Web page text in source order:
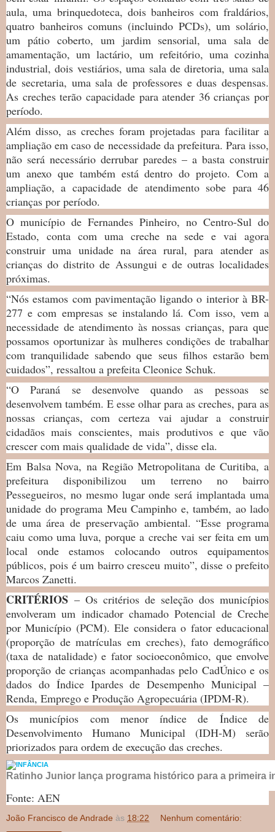
aula, uma brinquedoteca, dois banheiros com fraldários,
quatro banheiros comuns (incluindo PCDs), um solário,
um pátio coberto, um jardim sensorial, uma sala de
amamentação, um lactário, um refeitório, uma cozinha
industrial, dois vestiários, uma sala de diretoria, uma sala
de secretaria, uma sala de professores e duas despensas.
As creches terão capacidade para atender 36 crianças por
período.
Além disso, as creches foram projetadas para facilitar a
ampliação em caso de necessidade da prefeitura. Para isso,
não será necessário derrubar paredes – a basta construir
um anexo que também está dentro do projeto. Com a
ampliação, a capacidade de atendimento sobe para 46
crianças por período.
O município de Fernandes Pinheiro, no Centro-Sul do
Estado, conta com uma creche na sede e vai agora
construir uma unidade na área rural, para atender as
crianças do distrito de Assungui e de outras localidades
próximas.
“Nós estamos com pavimentação ligando o interior à BR-
277 e com empresas se instalando lá. Com isso, vem a
necessidade de atendimento às nossas crianças, para que
possamos oportunizar às mulheres condições de trabalhar
com tranquilidade sabendo que seus filhos estarão bem
cuidados”, ressaltou a prefeita Cleonice Schuk.
“O Paraná se desenvolve quando as pessoas se
desenvolvem também. E esse olhar para as creches, para as
nossas crianças, com certeza vai ajudar a construir
cidadãos mais conscientes, mais produtivos e que vão
crescer com mais qualidade de vida”, disse ela.
Em Balsa Nova, na Região Metropolitana de Curitiba, a
prefeitura disponibilizou um terreno no bairro
Pessegueiros, no mesmo lugar onde será implantada uma
unidade do programa Meu Campinho e, também, ao lado
de uma área de preservação ambiental. “Esse programa
caiu como uma luva, porque a creche vai ser feita em um
local onde estamos colocando outros equipamentos
públicos, pois é um bairro cresceu muito”, disse o prefeito
Marcos Zanetti.
CRITÉRIOS – Os critérios de seleção dos municípios
envolveram um indicador chamado Potencial de Creche
por Município (PCM). Ele considera o fator educacional
(proporção de matrículas em creches), fato demográfico
(taxa de natalidade) e fator socioeconômico, que envolve
proporção de crianças acompanhadas pelo CadÚnico e os
dados do Índice Ipardes de Desempenho Municipal –
Renda, Emprego e Produção Agropecuária (IPDM-R).
Os municípios com menor índice de Índice de
Desenvolvimento Humano Municipal (IDH-M) serão
priorizados para ordem de execução das creches.
Ratinho Junior lança programa histórico para a primeira
Fonte: AEN
João Francisco de Andrade às 18:22 Nenhum comentário: